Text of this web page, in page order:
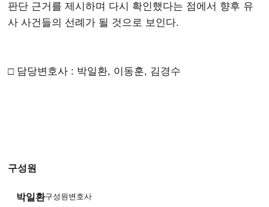
판단 근거를 제시하며 다시 확인했다는 점에서 향후 유
사 사건들의 선례가 될 것으로 보인다.
□ 담당변호사 : 박일환, 이동훈, 김경수
구성원
박일환구성원변호사